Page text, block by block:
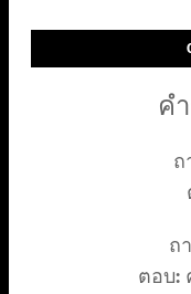
ค
ถ
ถ
ตอบ: